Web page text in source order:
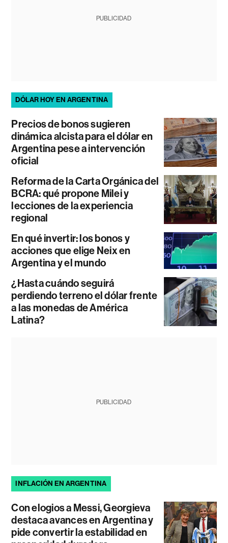
PUBLICIDAD
DÓLAR HOY EN ARGENTINA
Precios de bonos sugieren
dinámica alcista para el dólar en
Argentina pese a intervención
oficial
Reforma de la Carta Orgánica del
BCRA: qué propone Milei y
lecciones de la experiencia
regional
En qué invertir: los bonos y
acciones que elige Neix en
Argentina y el mundo
¿Hasta cuándo seguirá
perdiendo terreno el dólar frente
a las monedas de América
Latina?
PUBLICIDAD
INFLACIÓN EN ARGENTINA
Con elogios a Messi, Georgieva
destaca avances en Argentina y
pide convertir la estabilidad en